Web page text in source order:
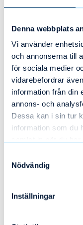
Denna webbplats
Vi använder
och annonserna till
för sociala medier
vidarebefordrar
information från din
annons- och
Dessa kan i sin tur
information som du
Nödvändig
Inställningar
Medarbetare
Här hittar du
Nackademin.
Tveka inte att
Läs mer här
Utforska